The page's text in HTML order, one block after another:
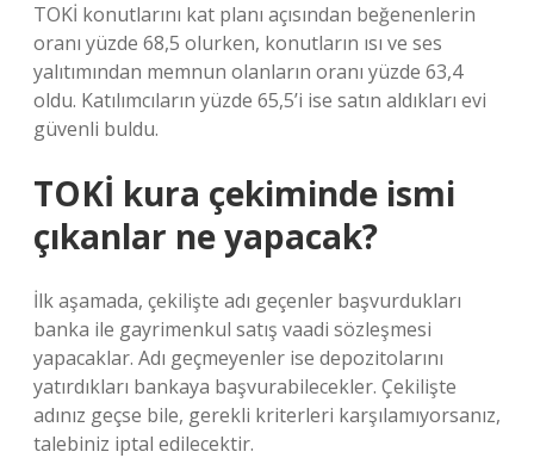
TOKİ konutlarını kat planı açısından beğenenlerin
oranı yüzde 68,5 olurken, konutların ısı ve ses
yalıtımından memnun olanların oranı yüzde 63,4
oldu. Katılımcıların yüzde 65,5’i ise satın aldıkları evi
güvenli buldu.
TOKİ kura çekiminde ismi
çıkanlar ne yapacak?
İlk aşamada, çekilişte adı geçenler başvurdukları
banka ile gayrimenkul satış vaadi sözleşmesi
yapacaklar. Adı geçmeyenler ise depozitolarını
yatırdıkları bankaya başvurabilecekler. Çekilişte
adınız geçse bile, gerekli kriterleri karşılamıyorsanız,
talebiniz iptal edilecektir.